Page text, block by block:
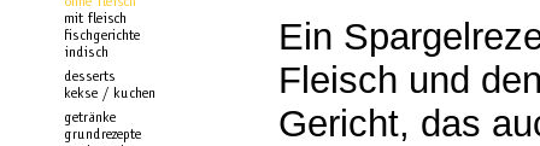
Ein
Fleisch und
Gericht, das